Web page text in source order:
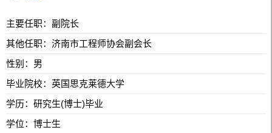
主要任职：副院长
其他任职：济南市工程师协会副会长
性别：男
毕业院校：英国思克莱德大学
学历：研究生(博士)毕业
学位：博士生